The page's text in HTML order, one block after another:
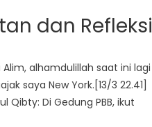
dan Refleksi
alhamdulillah saat ini lagi
saya New York.[13/3 22.41]
Qibty: Di Gedung PBB, ikut